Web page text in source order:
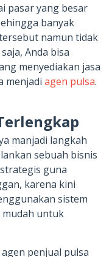
pasar yang besar
banyak
namun tidak
Anda bisa
menyediakan jasa
menjadi agen pulsa.
manjadi langkah
sebuah bisnis
guna
karena kini
sistem
mudah untuk
penjual pulsa